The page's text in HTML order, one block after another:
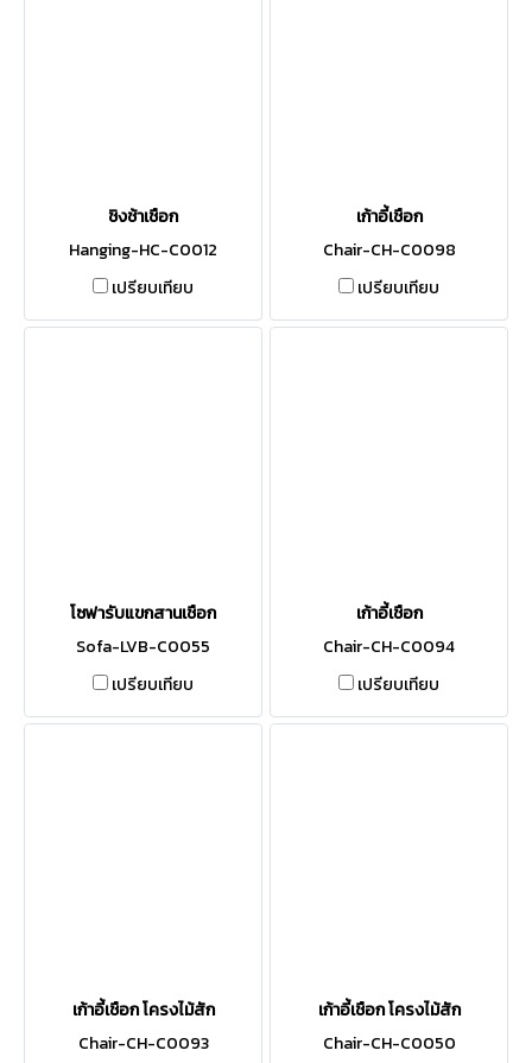
ชิงช้าเชือก
Hanging-HC-C0012
เปรียบเทียบ
เก้าอี้เชือก
Chair-CH-C0098
เปรียบเทียบ
โซฟารับแขกสานเชือก
Sofa-LVB-C0055
เปรียบเทียบ
เก้าอี้เชือก
Chair-CH-C0094
เปรียบเทียบ
เก้าอี้เชือก โครงไม้สัก
Chair-CH-C0093
เก้าอี้เชือก โครงไม้สัก
Chair-CH-C0050